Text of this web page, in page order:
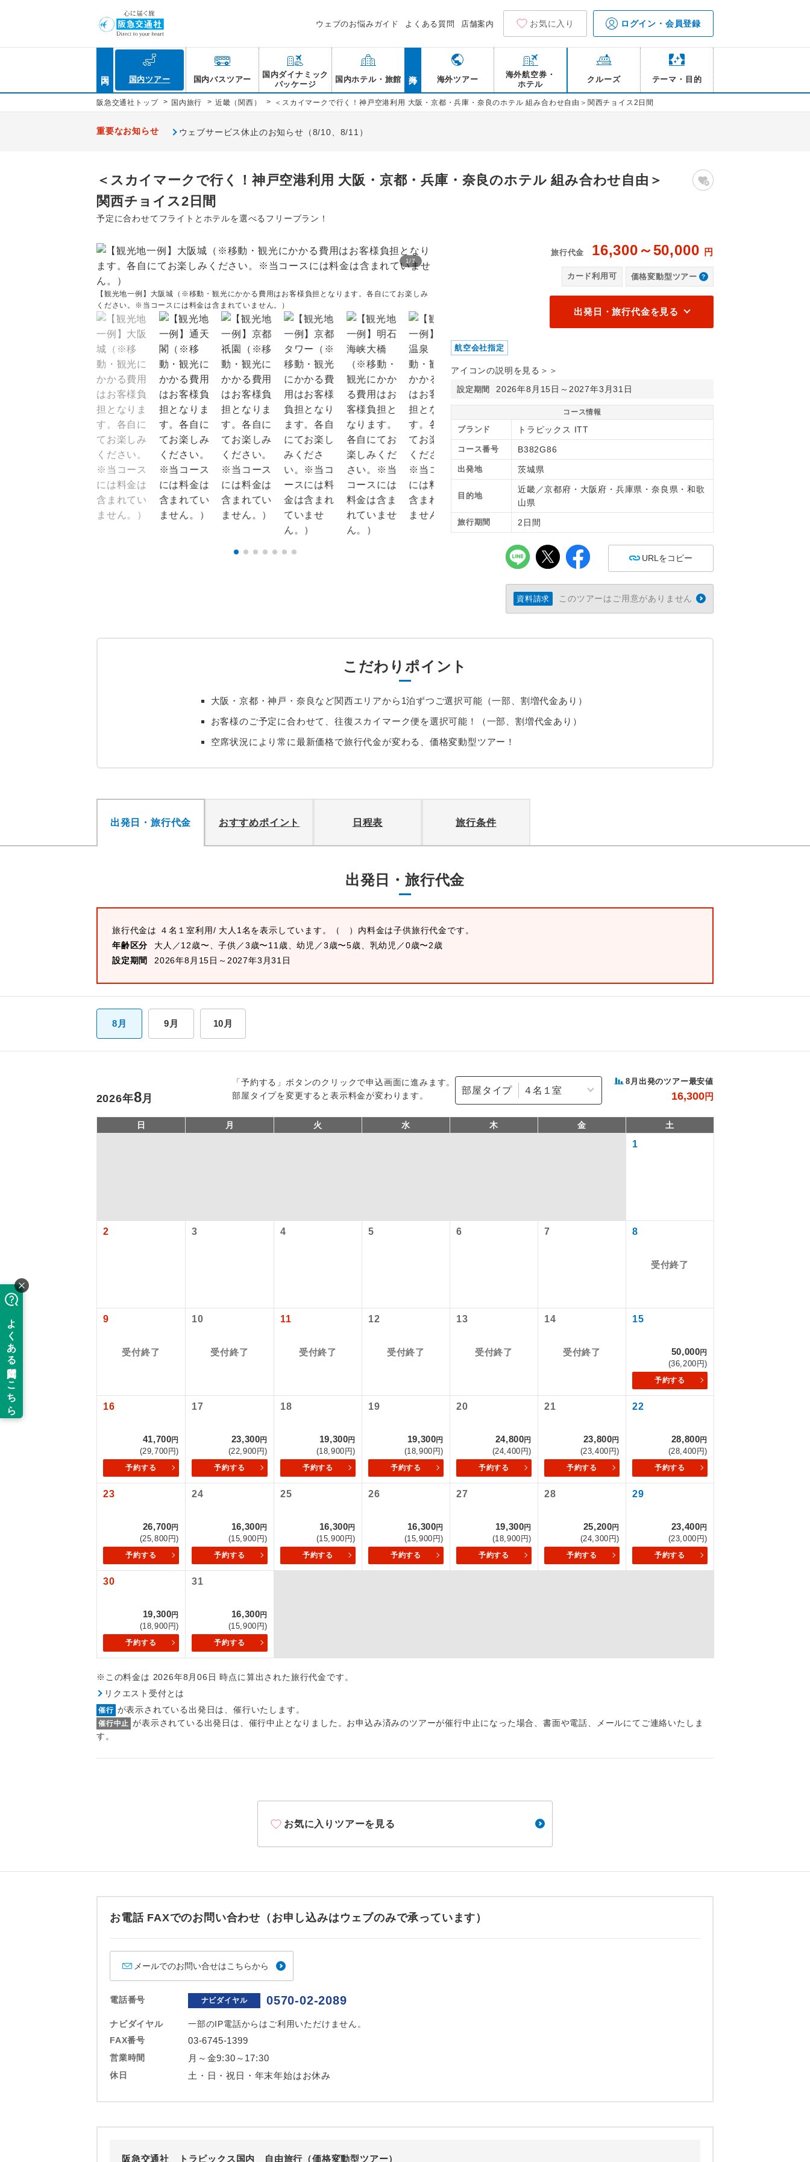
ウェブのお悩みガイド よくある質問 店舗案内 お気に入り ログイン・会員登録
国内ツアー 国内バスツアー
国内ダイナミック
パッケージ
国内ホテル・旅館 海外ツアー
海外航空券・
ホテル
クルーズ テーマ・目的
阪急交通社トップ > 国内旅行 > 近畿（関西） > ＜スカイマークで行く！神戸空港利用 大阪・京都・兵庫・奈良のホテル 組み合わせ自由＞関西チョイス2日間
重要なお知らせ ウェブサービス休止のお知らせ（8/10、8/11）
＜スカイマークで行く！神戸空港利用 大阪・京都・兵庫・奈良のホテル 組み合わせ自由＞
関西チョイス2日間
予定に合わせてフライトとホテルを選べるフリープラン！
1/7
【観光地一例】大阪城（※移動・観光にかかる費用はお客様負担となります。各自にてお楽しみ
ください。※当コースには料金は含まれていません。）
旅行代金 16,300～50,000 円
カード利用可 価格変動型ツアー
出発日・旅行代金を見る
航空会社指定
アイコンの説明を見る＞＞
設定期間 2026年8月15日～2027年3月31日
コース情報
ブランド トラピックス ITT
コース番号 B382G86
出発地 茨城県
目的地
近畿／京都府・大阪府・兵庫県・奈良県・和歌
山県
旅行期間 2日間
URLをコピー
資料請求 このツアーはご用意がありません
こだわりポイント
大阪・京都・神戸・奈良など関西エリアから1泊ずつご選択可能（一部、割増代金あり）
お客様のご予定に合わせて、往復スカイマーク便を選択可能！（一部、割増代金あり）
空席状況により常に最新価格で旅行代金が変わる、価格変動型ツアー！
出発日・旅行代金 おすすめポイント 日程表 旅行条件
出発日・旅行代金
旅行代金は ４名１室利用/ 大人1名を表示しています。
（ ）内料金は子供旅行代金です。
年齢区分
大人／12歳〜、子供／3歳〜11歳、幼児／3歳〜5歳、乳幼児／0歳〜2歳
設定期間
2026年8月15日～2027年3月31日
8月 9月 10月
「予約する」ボタンのクリックで申込画面に進みます。
部屋タイプを変更すると表示料金が変わります。
部屋タイプ
8 月出発のツアー最安値
16,300円
2026年8月
日 月 火 水 木 金 土
1
2 3 4 5 6 7 8
受付終了
9
受付終了
10
受付終了
11
受付終了
12
受付終了
13
受付終了
14
受付終了
15
50,000円
(36,200円)
予約する
16
41,700円
(29,700円)
予約する
17
23,300円
(22,900円)
予約する
18
19,300円
(18,900円)
予約する
19
19,300円
(18,900円)
予約する
20
24,800円
(24,400円)
予約する
21
23,800円
(23,400円)
予約する
22
28,800円
(28,400円)
予約する
23
26,700円
(25,800円)
予約する
24
16,300円
(15,900円)
予約する
25
16,300円
(15,900円)
予約する
26
16,300円
(15,900円)
予約する
27
19,300円
(18,900円)
予約する
28
25,200円
(24,300円)
予約する
29
23,400円
(23,000円)
予約する
30
19,300円
(18,900円)
予約する
31
16,300円
(15,900円)
予約する
※この料金は 2026年8月06日 時点に算出された旅行代金です。
リクエスト受付とは
催行 が表示されている出発日は、催行いたします。
催行中止 が表示されている出発日は、催行中止となりました。お申込み済みのツアーが催行中止になった場合、書面や電話、メールにてご連絡いたしま
す。
お気に入りツアーを見る
お電話 FAXでのお問い合わせ（お申し込みはウェブのみで承っています）
メールでのお問い合せはこちらから
電話番号 ナビダイヤル 0570-02-2089
ナビダイヤル
一部のIP電話からはご利用いただけません。
FAX番号
03-6745-1399
営業時間 月～金9:30～17:30
休日 土・日・祝日・年末年始はお休み
阪急交通社 トラピックス国内 自由旅行（価格変動型ツアー）
「価格変動型ツアー」に関するご案内
航空会社が設定する「個人包括旅行運賃」を利用したツアーです。
お申し込み時期・ご利用便の空席状況によって料金が変動いたします。
以下の注意事項をあらかじめご了承いただきますようお願いいたします。
お支払いは、クレジットカード決済のみとなります。
ご予約方法について
ウェブ限定コースとなりますので、コールセンター及びカウンターでのお申し込みはできま
アイコン 説明
現地添乗員同行
同行します。
世界遺産
絶景 絶景スポットに立ち寄るコースです。
温泉 温泉地にも宿泊するコースです。
露天風呂 ご宿泊ホテルに露天風呂が付いています。
大浴場 ご宿泊ホテルに大浴場が付いています。
全食事付き
全てのお食事が付いていますので、お食事の心配はいりませ
ん。（機内食を除く）
トラベルイヤホン
おひとり様参加限定 おひとり様限定でご参加いただけるコースです。
女性限定 女性限定でご参加いただけるコースです。
年齢制限あり ご参加にあたり年齢に制限があるコースです。
す。
ホテル指定 ご紹介するホテルを指定したコースです。
おひとり様でバス席を2席利⽤できます。